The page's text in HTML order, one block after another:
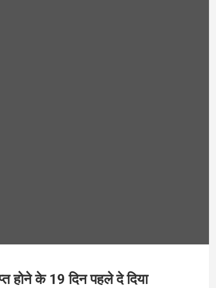
होने के 19 दिन पहले दे दिया